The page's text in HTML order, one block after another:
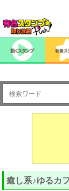
癒し系♪ゆるカ